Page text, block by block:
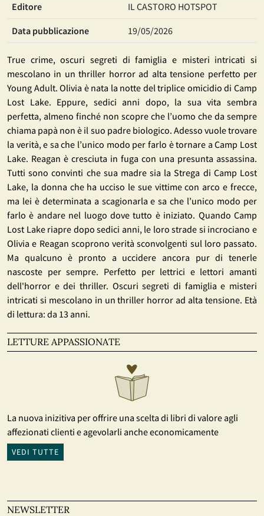
Editore IL CASTORO HOTSPOT
Data pubblicazione 19/05/2026
True crime, oscuri segreti di famiglia e misteri intricati si
mescolano in un thriller horror ad alta tensione perfetto per
Young Adult. Olivia è nata la notte del triplice omicidio di Camp
Lost Lake. Eppure, sedici anni dopo, la sua vita sembra
perfetta, almeno finché non scopre che l’uomo che da sempre
chiama papà non è il suo padre biologico. Adesso vuole trovare
la verità, e sa che l’unico modo per farlo è tornare a Camp Lost
Lake. Reagan è cresciuta in fuga con una presunta assassina.
Tutti sono convinti che sua madre sia la Strega di Camp Lost
Lake, la donna che ha ucciso le sue vittime con arco e frecce,
ma lei è determinata a scagionarla e sa che l’unico modo per
farlo è andare nel luogo dove tutto è iniziato. Quando Camp
Lost Lake riapre dopo sedici anni, le loro strade si incrociano e
Olivia e Reagan scoprono verità sconvolgenti sul loro passato.
Ma qualcuno è pronto a uccidere ancora pur di tenerle
nascoste per sempre. Perfetto per lettrici e lettori amanti
dell'horror e dei thriller. Oscuri segreti di famiglia e misteri
intricati si mescolano in un thriller horror ad alta tensione. Età
di lettura: da 13 anni.
LETTURE APPASSIONATE
La nuova inizitiva per offrire una scelta di libri di valore agli
affezionati clienti e agevolarli anche economicamente
VEDI TUTTE
NEWSLETTER